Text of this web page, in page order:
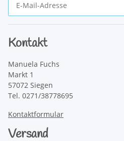
Kontakt
Manuela Fuchs
Markt 1
57072 Siegen
Tel. 0271/38778695
Kontaktformular
Versand